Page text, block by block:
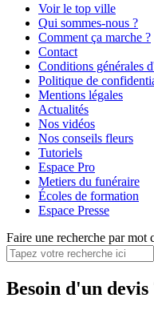
Voir le top ville
Qui sommes-nous ?
Comment ça marche ?
Contact
Conditions générales
Politique de
Mentions légales
Actualités
Nos vidéos
Nos conseils fleurs
Tutoriels
Espace Pro
Metiers du funéraire
Écoles de formation
Espace Presse
Faire une recherche par mot
Besoin d'un devis